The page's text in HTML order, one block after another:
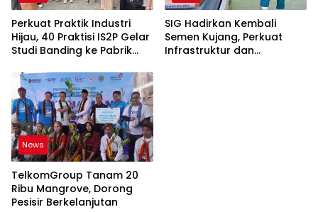
Perkuat Praktik Industri
Hijau, 40 Praktisi IS2P Gelar
Studi Banding ke Pabrik
SIG Hadirkan Kembali
Semen Kujang, Perkuat
Infrastruktur dan
News
TelkomGroup Tanam 20
Ribu Mangrove, Dorong
Pesisir Berkelanjutan